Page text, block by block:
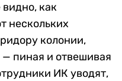
как
нескольких
колонии,
пиная и отвешивая
ИК уводят,